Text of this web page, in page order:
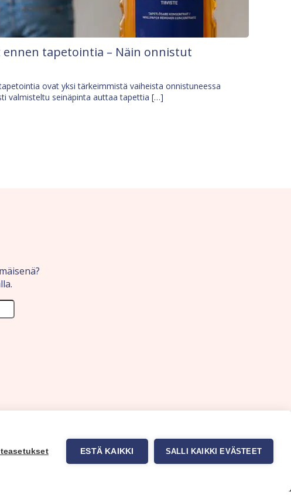
ESTÄ KAIKKI SALLI KAIKKI EVÄSTEET
ennen tapetointia – Näin onnistut
ovat yksi tärkeimmistä vaiheista onnistuneessa
valmisteltu seinäpinta auttaa tapettia […]